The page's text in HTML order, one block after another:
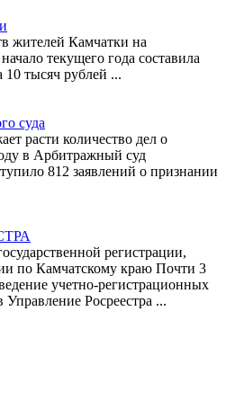
жителей Камчатки на
текущего года составила
10 тысяч рублей ...
суда
расти количество дел о
в Арбитражный суд
812 заявлений о признании
регистрации,
по Камчатскому краю Почти 3
учетно-регистрационных
Росреестра ...